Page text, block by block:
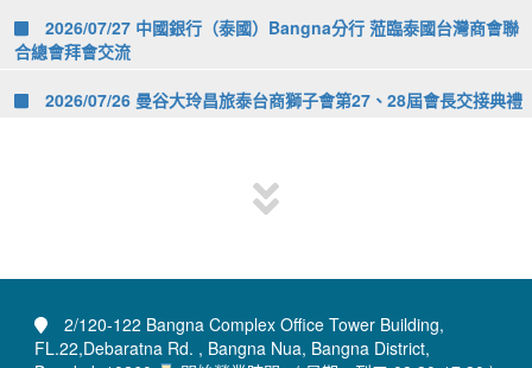
2026/07/27 中國銀行（泰國）Bangna分行 蒞臨泰國台灣商會聯
合總會拜會交流
2026/07/26 曼谷大玲昌旅泰台商獅子會第27、28屆會長交接典禮
2/120-122 Bangna Complex Office Tower Building,
FL.22,Debaratna Rd. , Bangna Nua, Bangna District,